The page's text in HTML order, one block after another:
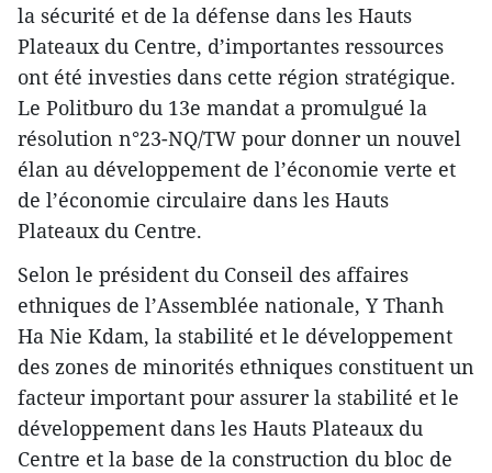
la sécurité et de la défense dans les Hauts
Plateaux du Centre, d’importantes ressources
ont été investies dans cette région stratégique.
Le Politburo du 13e mandat a promulgué la
résolution n°23-NQ/TW pour donner un nouvel
élan au développement de l’économie verte et
de l’économie circulaire dans les Hauts
Plateaux du Centre.
Selon le président du Conseil des affaires
ethniques de l’Assemblée nationale, Y Thanh
Ha Nie Kdam, la stabilité et le développement
des zones de minorités ethniques constituent un
facteur important pour assurer la stabilité et le
développement dans les Hauts Plateaux du
Centre et la base de la construction du bloc de